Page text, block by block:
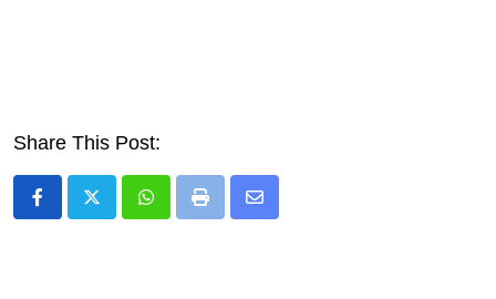
Share This Post:
Whatsapp
Print
Share